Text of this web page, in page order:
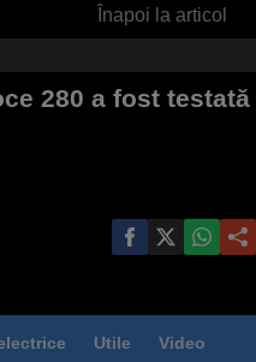
Înapoi la articol
280 a fost testată
Utile
Video